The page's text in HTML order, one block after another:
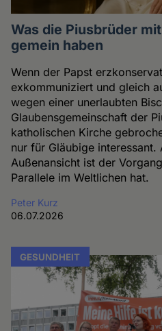
Was die Piusbrüder
gemein haben
Wenn der Papst
exkommuniziert und gleich
wegen einer unerlaubten
Glaubensgemeinschaft der
katholischen Kirche
nur für Gläubige interessant.
Außenansicht ist der
Parallele im Weltlichen hat.
Peter Kurz
06.07.2026
GESUNDHEIT